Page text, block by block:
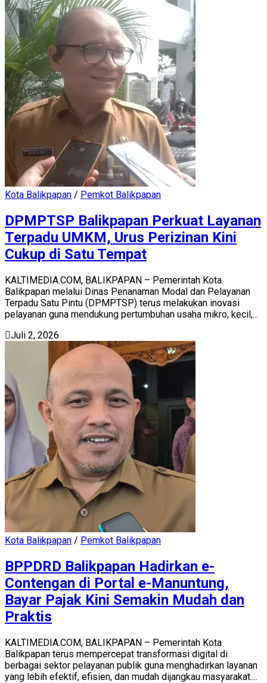
Kota Balikpapan / Pemkot Balikpapan
DPMPTSP Balikpapan Perkuat Layanan
Terpadu UMKM, Urus Perizinan Kini
Cukup di Satu Tempat
KALTIMEDIA.COM, BALIKPAPAN – Pemerintah Kota
Balikpapan melalui Dinas Penanaman Modal dan Pelayanan
Terpadu Satu Pintu (DPMPTSP) terus melakukan inovasi
pelayanan guna mendukung pertumbuhan usaha mikro, kecil,...
Juli 2, 2026
Kota Balikpapan / Pemkot Balikpapan
BPPDRD Balikpapan Hadirkan e-
Contengan di Portal e-Manuntung,
Bayar Pajak Kini Semakin Mudah dan
Praktis
KALTIMEDIA.COM, BALIKPAPAN – Pemerintah Kota
Balikpapan terus mempercepat transformasi digital di
berbagai sektor pelayanan publik guna menghadirkan layanan
yang lebih efektif, efisien, dan mudah dijangkau masyarakat....